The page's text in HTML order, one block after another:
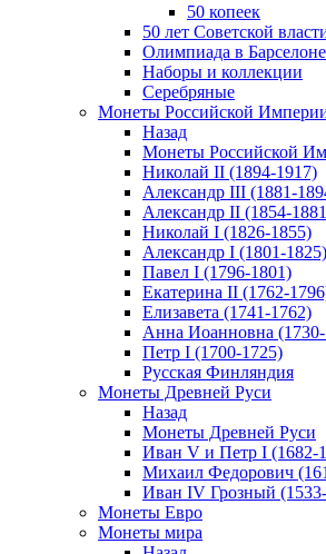
50 копеек
50 лет Советской
Олимпиада в Барселоне
Наборы и коллекции
Серебряные
Монеты Российской
Назад
Монеты Российской
Николай II (1894-1917)
Александр III (1881-
Александр II (1854-
Николай I (1826-1855)
Александр I (1801-1825)
Павел I (1796-1801)
Екатерина II (1762-
Елизавета (1741-1762)
Анна Иоанновна
Петр I (1700-1725)
Русская Финляндия
Монеты Древней Руси
Назад
Монеты Древней Руси
Иван V и Петр I (1682-
Михаил Федорович
Иван IV Грозный
Монеты Евро
Монеты мира